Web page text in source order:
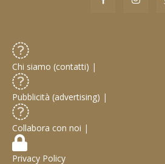
Chi siamo (contatti) |
Pubblicità (advertising) |
Collabora con noi |
Privacy Policy